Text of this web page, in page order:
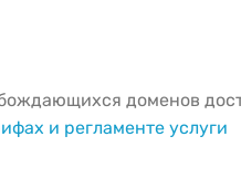
доменов
и регламенте услуги